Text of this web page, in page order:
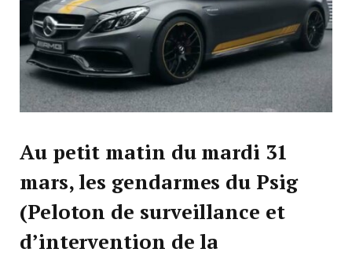
Au petit matin du mardi 31
mars, les gendarmes du Psig
(Peloton de surveillance et
d’intervention de la